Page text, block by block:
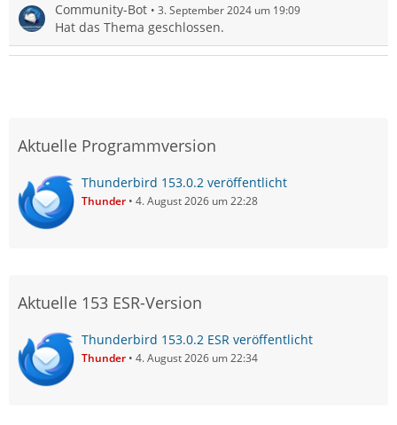
Community-Bot 3. September 2024 um 19:09
Hat das Thema geschlossen.
Aktuelle Programmversion
Thunderbird 153.0.2 veröffentlicht
Thunder 4. August 2026 um 22:28
Aktuelle 153 ESR-Version
Thunderbird 153.0.2 ESR veröffentlicht
Thunder 4. August 2026 um 22:34